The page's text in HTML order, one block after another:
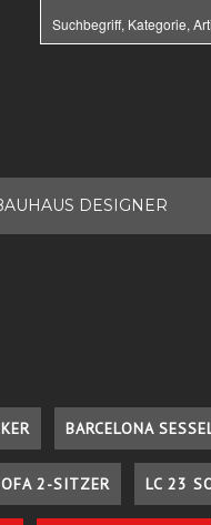
DESIGNER
BARCELONA
2-SITZER LC 23